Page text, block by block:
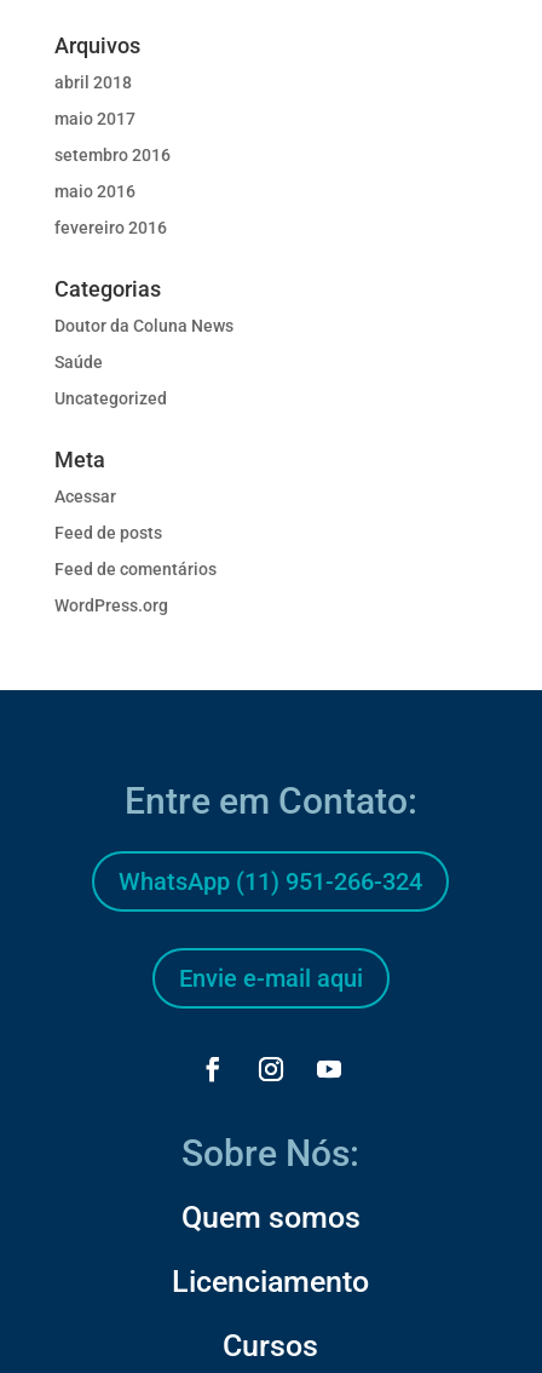
Arquivos
abril 2018
maio 2017
setembro 2016
maio 2016
fevereiro 2016
Categorias
Doutor da Coluna News
Saúde
Uncategorized
Meta
Acessar
Feed de posts
Feed de comentários
WordPress.org
Entre em Contato:
WhatsApp (11) 951-266-324
Envie e-mail aqui
Sobre Nós:
Quem somos
Licenciamento
Cursos